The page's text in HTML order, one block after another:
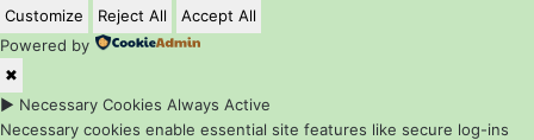
Customize Reject All
Accept All
Powered by
✖
► Necessary Cookies Always Active
Necessary cookies enable essential site features like secure log-ins